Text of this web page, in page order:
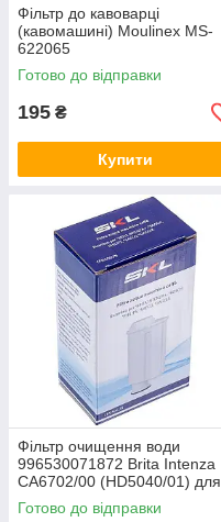
Фільтр до кавоварці
(кавомашині) Moulinex MS-
622065
Готово до відправки
195 ₴
Купити
Фільтр очищення води
996530071872 Brita Intenza
CA6702/00 (HD5040/01) для
кавомашини Philips-Saeco
Готово до відправки